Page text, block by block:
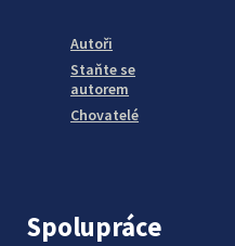
Autoři
Staňte se
autorem
Chovatelé
Spolupráce